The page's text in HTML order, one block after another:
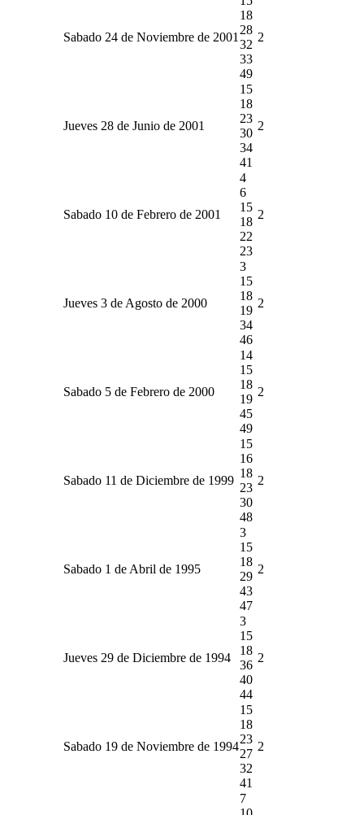
Sabado 24 de Noviembre de 2001
18
28
32
33
49
2
Jueves 28 de Junio de 2001
15
18
23
30
34
41
2
Sabado 10 de Febrero de 2001
4
6
15
18
22
23
2
Jueves 3 de Agosto de 2000
3
15
18
19
34
46
2
Sabado 5 de Febrero de 2000
14
15
18
19
45
49
2
Sabado 11 de Diciembre de 1999
15
16
18
23
30
48
2
Sabado 1 de Abril de 1995
3
15
18
29
43
47
2
Jueves 29 de Diciembre de 1994
3
15
18
36
40
44
2
Sabado 19 de Noviembre de 1994
15
18
23
27
32
41
2
7